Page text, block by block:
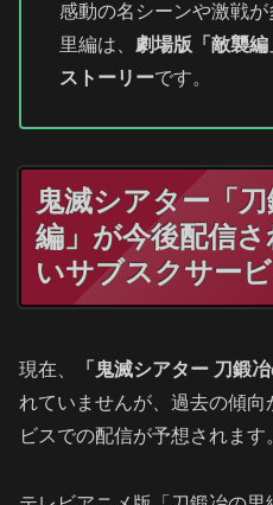
感動の名シーンや激戦
里編は、 劇場版「敵襲
ストーリーです。
鬼滅シアター「
編」が今後配信
いサブスクサー
現在、 「鬼滅シアター 刀鍛
れていませんが、過去の傾
ビスでの配信が予想されます